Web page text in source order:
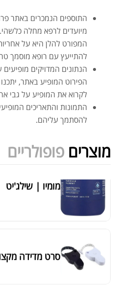
התוספים הנמכרים באתר
מיועדים לרפא מחלה
המפורט להלן היא על
להתייעץ עם רופא מוסמך
הנתונים המדויקים
הפירוט המופיע באתר,
לקרוא את המופיע על גבי
התמונות והתאריכים
להסתמך עליהם.
מוצרים פופולריים
מציג 1–6 מתוך 524 תוצאות
סידור ברירת מחדל
שייקר מקצועי
₪20.00
אבקת חלבון
₪ 500.00
₪369.00
מומיו | שילג'יט
סרט מדידה